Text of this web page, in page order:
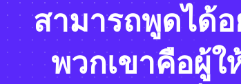
สามารถพูดได้
พวกเขาคือผู้ใ